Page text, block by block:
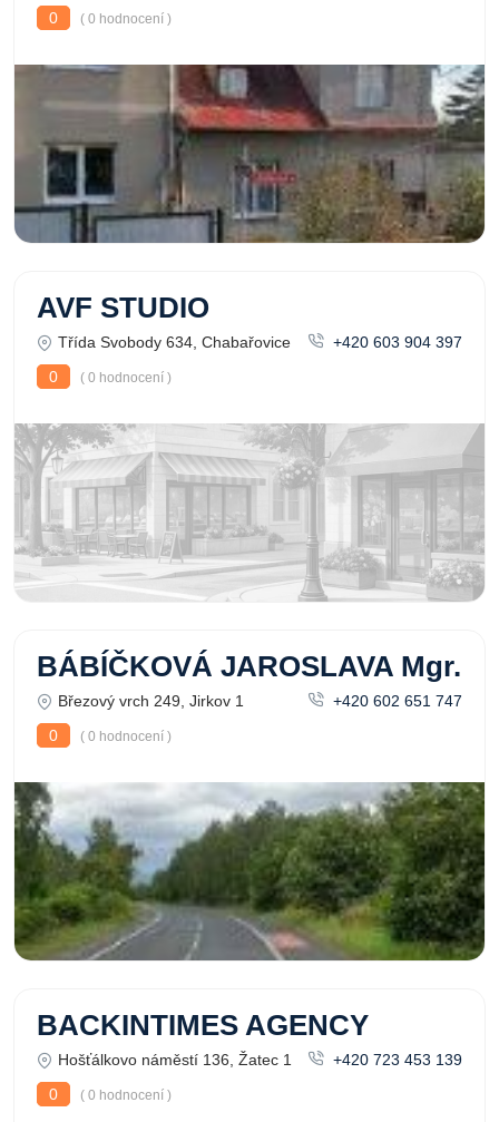
0
( 0 hodnocení )
AVF STUDIO
Třída Svobody 634, Chabařovice
+420 603 904 397
0
( 0 hodnocení )
BÁBÍČKOVÁ JAROSLAVA Mgr.
Březový vrch 249, Jirkov 1
+420 602 651 747
0
( 0 hodnocení )
BACKINTIMES AGENCY
Hošťálkovo náměstí 136, Žatec 1
+420 723 453 139
0
( 0 hodnocení )